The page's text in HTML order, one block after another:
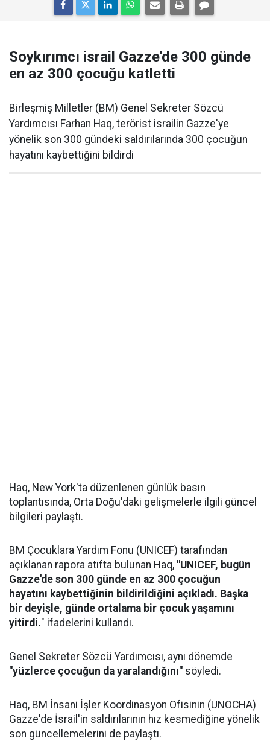
Soykırımcı israil Gazze'de 300 günde
en az 300 çocuğu katletti
Birleşmiş Milletler (BM) Genel Sekreter Sözcü
Yardımcısı Farhan Haq, terörist israilin Gazze'ye
yönelik son 300 gündeki saldırılarında 300 çocuğun
hayatını kaybettiğini bildirdi
Haq, New York'ta düzenlenen günlük basın
toplantısında, Orta Doğu'daki gelişmelerle ilgili güncel
bilgileri paylaştı.
BM Çocuklara Yardım Fonu (UNICEF) tarafından
açıklanan rapora atıfta bulunan Haq, "UNICEF, bugün
Gazze'de son 300 günde en az 300 çocuğun
hayatını kaybettiğinin bildirildiğini açıkladı. Başka
bir deyişle, günde ortalama bir çocuk yaşamını
yitirdi." ifadelerini kullandı.
Genel Sekreter Sözcü Yardımcısı, aynı dönemde
"yüzlerce çocuğun da yaralandığını" söyledi.
Haq, BM İnsani İşler Koordinasyon Ofisinin (UNOCHA)
Gazze'de İsrail'in saldırılarının hız kesmediğine yönelik
son güncellemelerini de paylaştı.